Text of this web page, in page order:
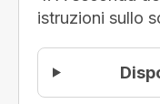
istruzioni sullo